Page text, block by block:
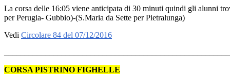
La corsa delle 16:05 viene anticipata di 30 minuti quindi gli alunni
per Perugia- Gubbio)-(S.Maria da Sette per Pietralunga)
Vedi Circolare 84 del 07/12/2016
CORSA PISTRINO FIGHELLE